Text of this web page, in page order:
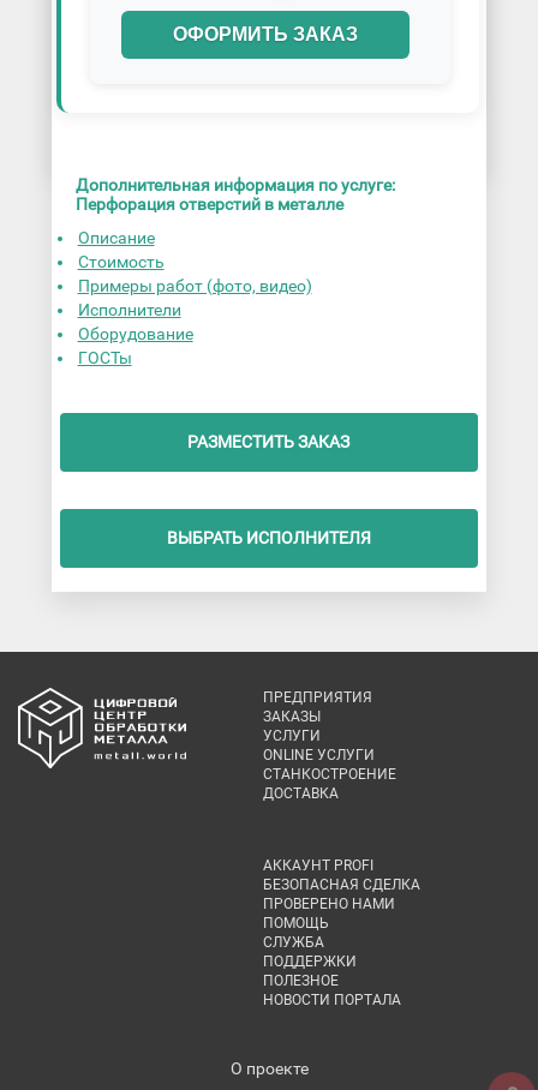
ОФОРМИТЬ ЗАКАЗ
Дополнительная информация по услуге:
Перфорация отверстий в металле
Описание
Стоимость
Примеры работ (фото, видео)
Исполнители
Оборудование
ГОСТы
РАЗМЕСТИТЬ ЗАКАЗ
ВЫБРАТЬ ИСПОЛНИТЕЛЯ
ПРЕДПРИЯТИЯ
ЗАКАЗЫ
УСЛУГИ
ONLINE УСЛУГИ
СТАНКОСТРОЕНИЕ
ДОСТАВКА
АККАУНТ PROFI
БЕЗОПАСНАЯ СДЕЛКА
ПРОВЕРЕНО НАМИ
ПОМОЩЬ
СЛУЖБА
ПОДДЕРЖКИ
ПОЛЕЗНОЕ
НОВОСТИ ПОРТАЛА
О проекте